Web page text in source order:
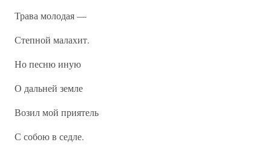
Трава молодая —
Степной малахит.
Но песню иную
О дальней земле
Возил мой приятель
С собою в седле.